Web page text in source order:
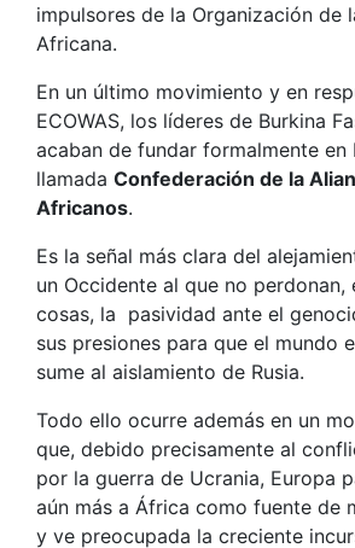
impulsores de la Organización de
Africana.
En un último movimiento y en
ECOWAS, los líderes de Burkina
acaban de fundar formalmente en
llamada Confederación de la
Africanos.
Es la señal más clara del
un Occidente al que no perdonan,
cosas, la pasividad ante el
sus presiones para que el mundo
sume al aislamiento de Rusia.
Todo ello ocurre además en un
que, debido precisamente al
por la guerra de Ucrania, Europa
aún más a África como fuente de
y ve preocupada la creciente